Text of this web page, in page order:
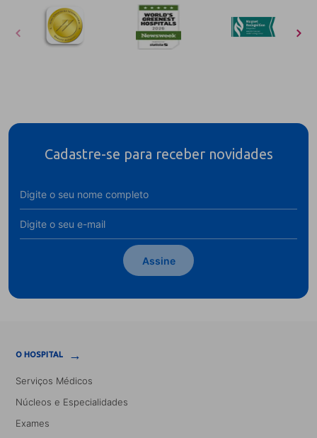
Cadastre-se para receber novidades
Assine
O HOSPITAL →
Serviços Médicos
Núcleos e Especialidades
Exames